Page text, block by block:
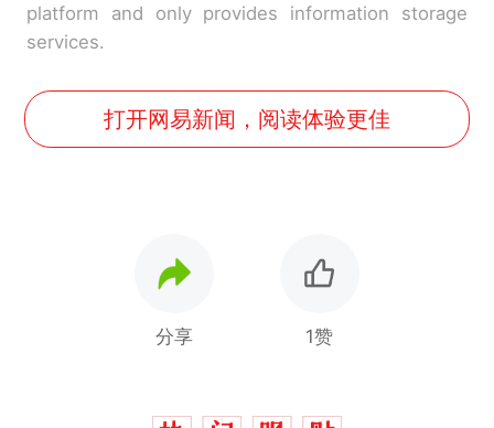
platform and only provides information storage
services.
打开网易新闻，阅读体验更佳
分享 1赞